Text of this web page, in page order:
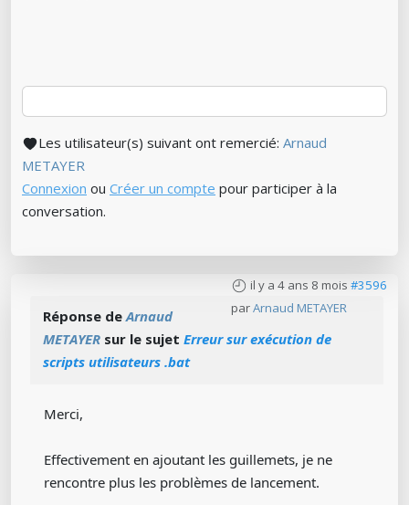
Les utilisateur(s) suivant ont remercié: Arnaud
METAYER
Connexion ou Créer un compte pour participer à la
conversation.
il y a 4 ans 8 mois #3596
parArnaud METAYER
Réponse de Arnaud
METAYER sur le sujet Erreur sur exécution de
scripts utilisateurs .bat
Merci,
Effectivement en ajoutant les guillemets, je ne
rencontre plus les problèmes de lancement.